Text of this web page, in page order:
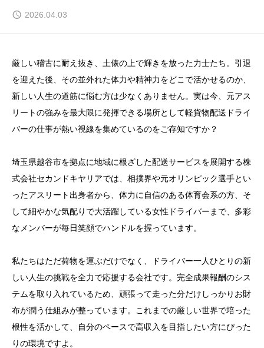
2026.04.03
厳しい稽古に耐え抜き、土俵の上で輝きを放った力士たち。引退
を迎えた後、その並外れた体力や精神力をどこで活かせるのか、
新しい人生の道筋に悩む方は少なくありません。実は今、元アス
リートの強みを最大限に発揮できる場所として軽貨物配送ドライ
バーの仕事が熱い視線を集めているのをご存知ですか？
埼玉県越谷市を拠点に地域に根ざした配送サービスを展開する株
式会社セカンドキヤリアでは、相撲界や元オリンピック選手とい
ったアスリート出身者から、体力に自信のある体育会系の方、そ
して細やかな気配りで大活躍している女性ドライバーまで、多彩
なメンバーが毎日笑顔でハンドルを握っています。
私たちはただ荷物を運ぶだけでなく、ドライバー一人ひとりの新
しい人生の挑戦を全力で応援する会社です。完全成果報酬のシス
テムを取り入れているため、頑張って走った分だけしっかりお財
布が潤う仕組みが整っています。これまでの厳しい世界で培った
根性を活かして、自分のペースで高収入を目指したい方にぴった
りの環境ですよ。